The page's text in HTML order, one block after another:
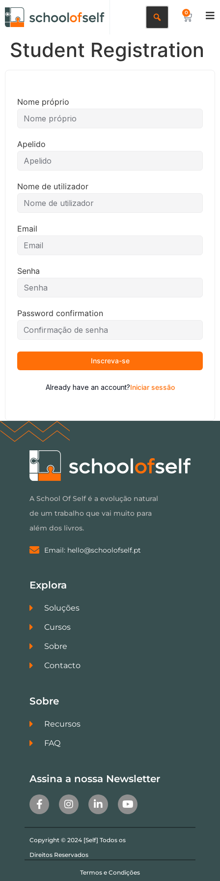
0
Student Registration
Nome próprio
Apelido
Nome de utilizador
Email
Senha
Password confirmation
Inscreva-se
Already have an account?Iniciar sessão
A School Of Self é a evolução natural
de um trabalho que vai muito para
além dos livros.
Email: hello@schoolofself.pt
Explora
Soluções
Cursos
Sobre
Contacto
Sobre
Recursos
FAQ
Assina a nossa Newsletter
Copyright © 2024 [Self] Todos os
Direitos Reservados
Termos e Condições